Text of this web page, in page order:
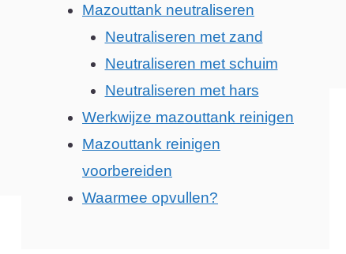
Mazouttank neutraliseren
Neutraliseren met zand
Neutraliseren met schuim
Neutraliseren met hars
Werkwijze mazouttank reinigen
Mazouttank reinigen
voorbereiden
Waarmee opvullen?